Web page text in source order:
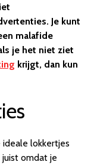
Je kunt
malafide
je het niet ziet
krijgt, dan kun
lokkertjes
omdat je